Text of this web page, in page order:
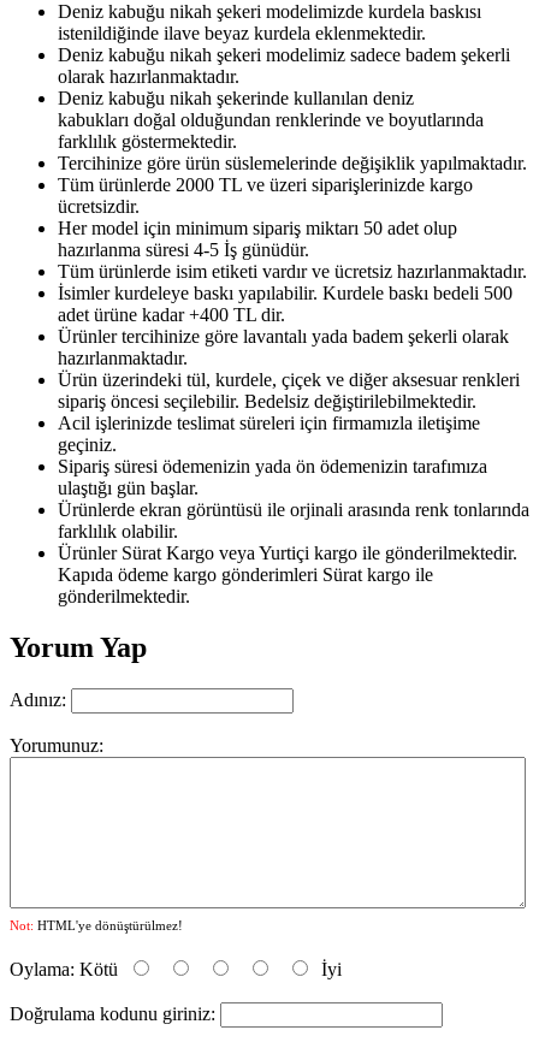
Deniz kabuğu nikah şekeri modelimizde kurdela baskısı
istenildiğinde ilave beyaz kurdela eklenmektedir.
Deniz kabuğu nikah şekeri modelimiz sadece badem şekerli
olarak hazırlanmaktadır.
Deniz kabuğu nikah şekerinde kullanılan deniz
kabukları doğal olduğundan renklerinde ve boyutlarında
farklılık göstermektedir.
Tercihinize göre ürün süslemelerinde değişiklik yapılmaktadır.
Tüm ürünlerde 2000 TL ve üzeri siparişlerinizde kargo
ücretsizdir.
Her model için minimum sipariş miktarı 50 adet olup
hazırlanma süresi 4-5 İş günüdür.
Tüm ürünlerde isim etiketi vardır ve ücretsiz hazırlanmaktadır.
İsimler kurdeleye baskı yapılabilir. Kurdele baskı bedeli 500
adet ürüne kadar +400 TL dir.
Ürünler tercihinize göre lavantalı yada badem şekerli olarak
hazırlanmaktadır.
Ürün üzerindeki tül, kurdele, çiçek ve diğer aksesuar renkleri
sipariş öncesi seçilebilir. Bedelsiz değiştirilebilmektedir.
Acil işlerinizde teslimat süreleri için firmamızla iletişime
geçiniz.
Sipariş süresi ödemenizin yada ön ödemenizin tarafımıza
ulaştığı gün başlar.
Ürünlerde ekran görüntüsü ile orjinali arasında renk tonlarında
farklılık olabilir.
Ürünler Sürat Kargo veya Yurtiçi kargo ile gönderilmektedir.
Kapıda ödeme kargo gönderimleri Sürat kargo ile
gönderilmektedir.
Yorum Yap
Adınız:
Yorumunuz:
Not: HTML'ye dönüştürülmez!
Oylama: Kötü İyi
Doğrulama kodunu giriniz: